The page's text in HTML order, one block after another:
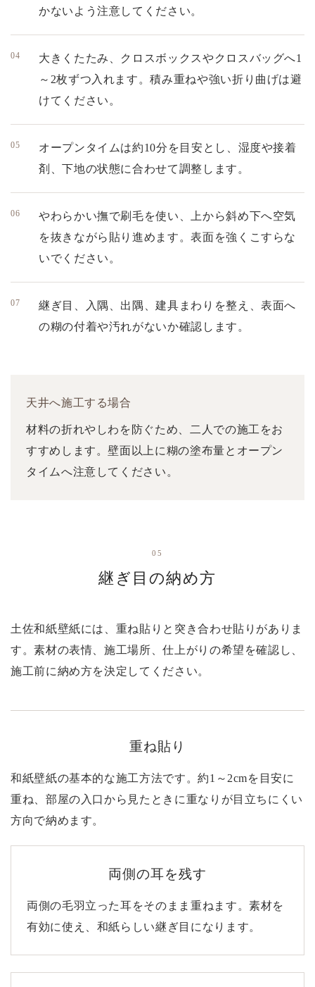
かないよう注意してください。
大きくたたみ、クロスボックスやクロスバッグへ1
～2枚ずつ入れます。積み重ねや強い折り曲げは避
けてください。
オープンタイムは約10分を目安とし、湿度や接着
剤、下地の状態に合わせて調整します。
やわらかい撫で刷毛を使い、上から斜め下へ空気
を抜きながら貼り進めます。表面を強くこすらな
いでください。
継ぎ目、入隅、出隅、建具まわりを整え、表面へ
の糊の付着や汚れがないか確認します。
天井へ施工する場合
材料の折れやしわを防ぐため、二人での施工をお
すすめします。壁面以上に糊の塗布量とオープン
タイムへ注意してください。
05
継ぎ目の納め方
土佐和紙壁紙には、重ね貼りと突き合わせ貼りがありま
す。素材の表情、施工場所、仕上がりの希望を確認し、
施工前に納め方を決定してください。
重ね貼り
和紙壁紙の基本的な施工方法です。約1～2cmを目安に
重ね、部屋の入口から見たときに重なりが目立ちにくい
方向で納めます。
両側の耳を残す
両側の毛羽立った耳をそのまま重ねます。素材を
有効に使え、和紙らしい継ぎ目になります。